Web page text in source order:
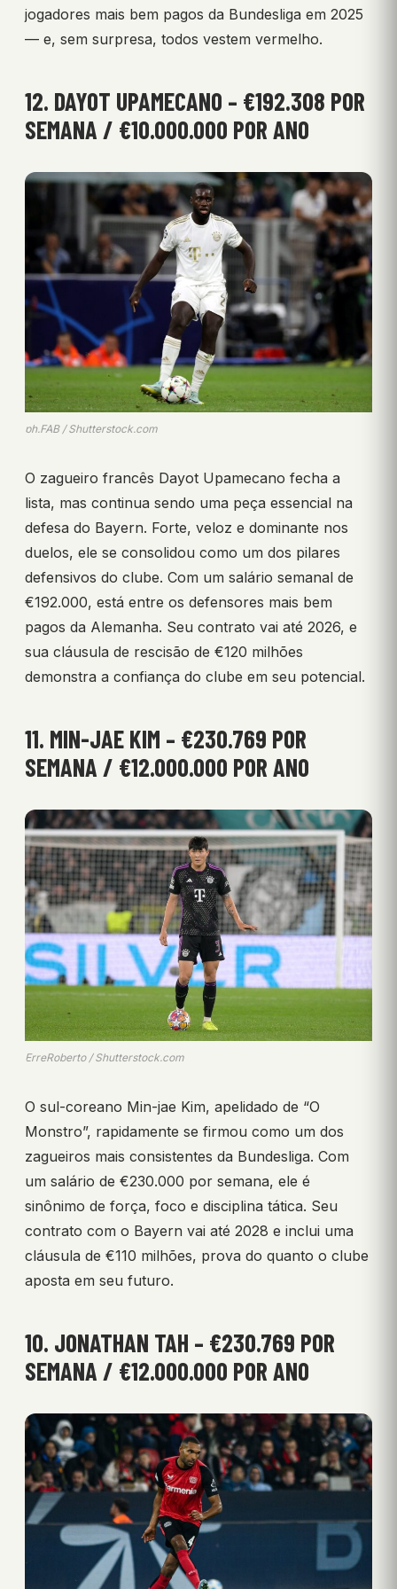
jogadores mais bem pagos da Bundesliga em 2025
— e, sem surpresa, todos vestem vermelho.
12. DAYOT UPAMECANO – €192.308 POR
SEMANA / €10.000.000 POR ANO
ph.FAB / Shutterstock.com
O zagueiro francês Dayot Upamecano fecha a
lista, mas continua sendo uma peça essencial na
defesa do Bayern. Forte, veloz e dominante nos
duelos, ele se consolidou como um dos pilares
defensivos do clube. Com um salário semanal de
€192.000, está entre os defensores mais bem
pagos da Alemanha. Seu contrato vai até 2026, e
sua cláusula de rescisão de €120 milhões
demonstra a confiança do clube em seu potencial.
11. MIN-JAE KIM – €230.769 POR
SEMANA / €12.000.000 POR ANO
ErreRoberto / Shutterstock.com
O sul-coreano Min-jae Kim, apelidado de “O
Monstro”, rapidamente se firmou como um dos
zagueiros mais consistentes da Bundesliga. Com
um salário de €230.000 por semana, ele é
sinônimo de força, foco e disciplina tática. Seu
contrato com o Bayern vai até 2028 e inclui uma
cláusula de €110 milhões, prova do quanto o clube
aposta em seu futuro.
10. JONATHAN TAH – €230.769 POR
SEMANA / €12.000.000 POR ANO